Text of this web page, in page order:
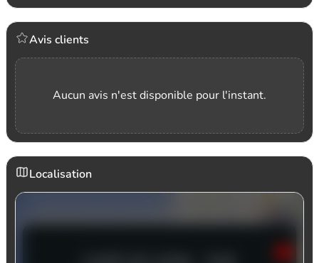
Avis clients
Aucun avis n'est disponible pour l'instant.
Localisation